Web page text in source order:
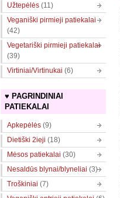
Užtepėlės (11)
Veganiški pirmieji patiekalai
(42)
Vegetariški pirmieji patiekalai
(39)
Virtiniai/Virtinukai (6)
♥ PAGRINDINIAI
PATIEKALAI
Apkepėlės (9)
Dietiški 2ieji (18)
Mėsos patiekalai (30)
Nesaldūs blynai/blyneliai (3)
Troškiniai (7)